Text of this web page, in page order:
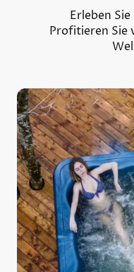
Erleben
Profitieren Sie